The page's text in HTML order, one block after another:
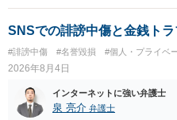
が生まれた日より五年以上前の日
下の拘禁刑又は五十万円以下の
い又は誘惑して面会を要求する
反復して面会を要求すること。
その申込み若しくは約束をして面
し、よってわいせつの目的で当該
二年以下の拘禁刑又は百万円以下
SNSでの誹謗中傷と金銭ト
#誹謗中傷 #名誉毀損 #個人・プライベ
2026年8月4日
インターネットに強い弁護士
泉 亮介 弁護士